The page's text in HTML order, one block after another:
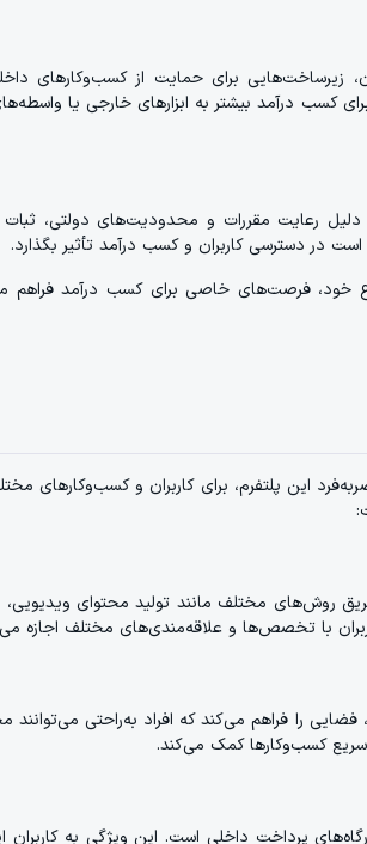
زیرساخت‌هایی برای حمایت از کسب‌وکارهای
برای کسب درآمد بیشتر به ابزارهای خارجی یا
رعایت مقررات و محدودیت‌های دولتی، ثبات
در دسترسی کاربران و کسب درآمد تأثیر بگذارد.
خود، فرصت‌های خاصی برای کسب درآمد فراهم
این پلتفرم، برای کاربران و کسب‌وکارهای
طریق روش‌های مختلف مانند تولید محتوای
با تخصص‌ها و علاقه‌مندی‌های مختلف اجازه
فضایی را فراهم می‌کند که افراد به‌راحتی
سریع کسب‌وکارها کمک می‌کند.
پرداخت داخلی است. این ویژگی به